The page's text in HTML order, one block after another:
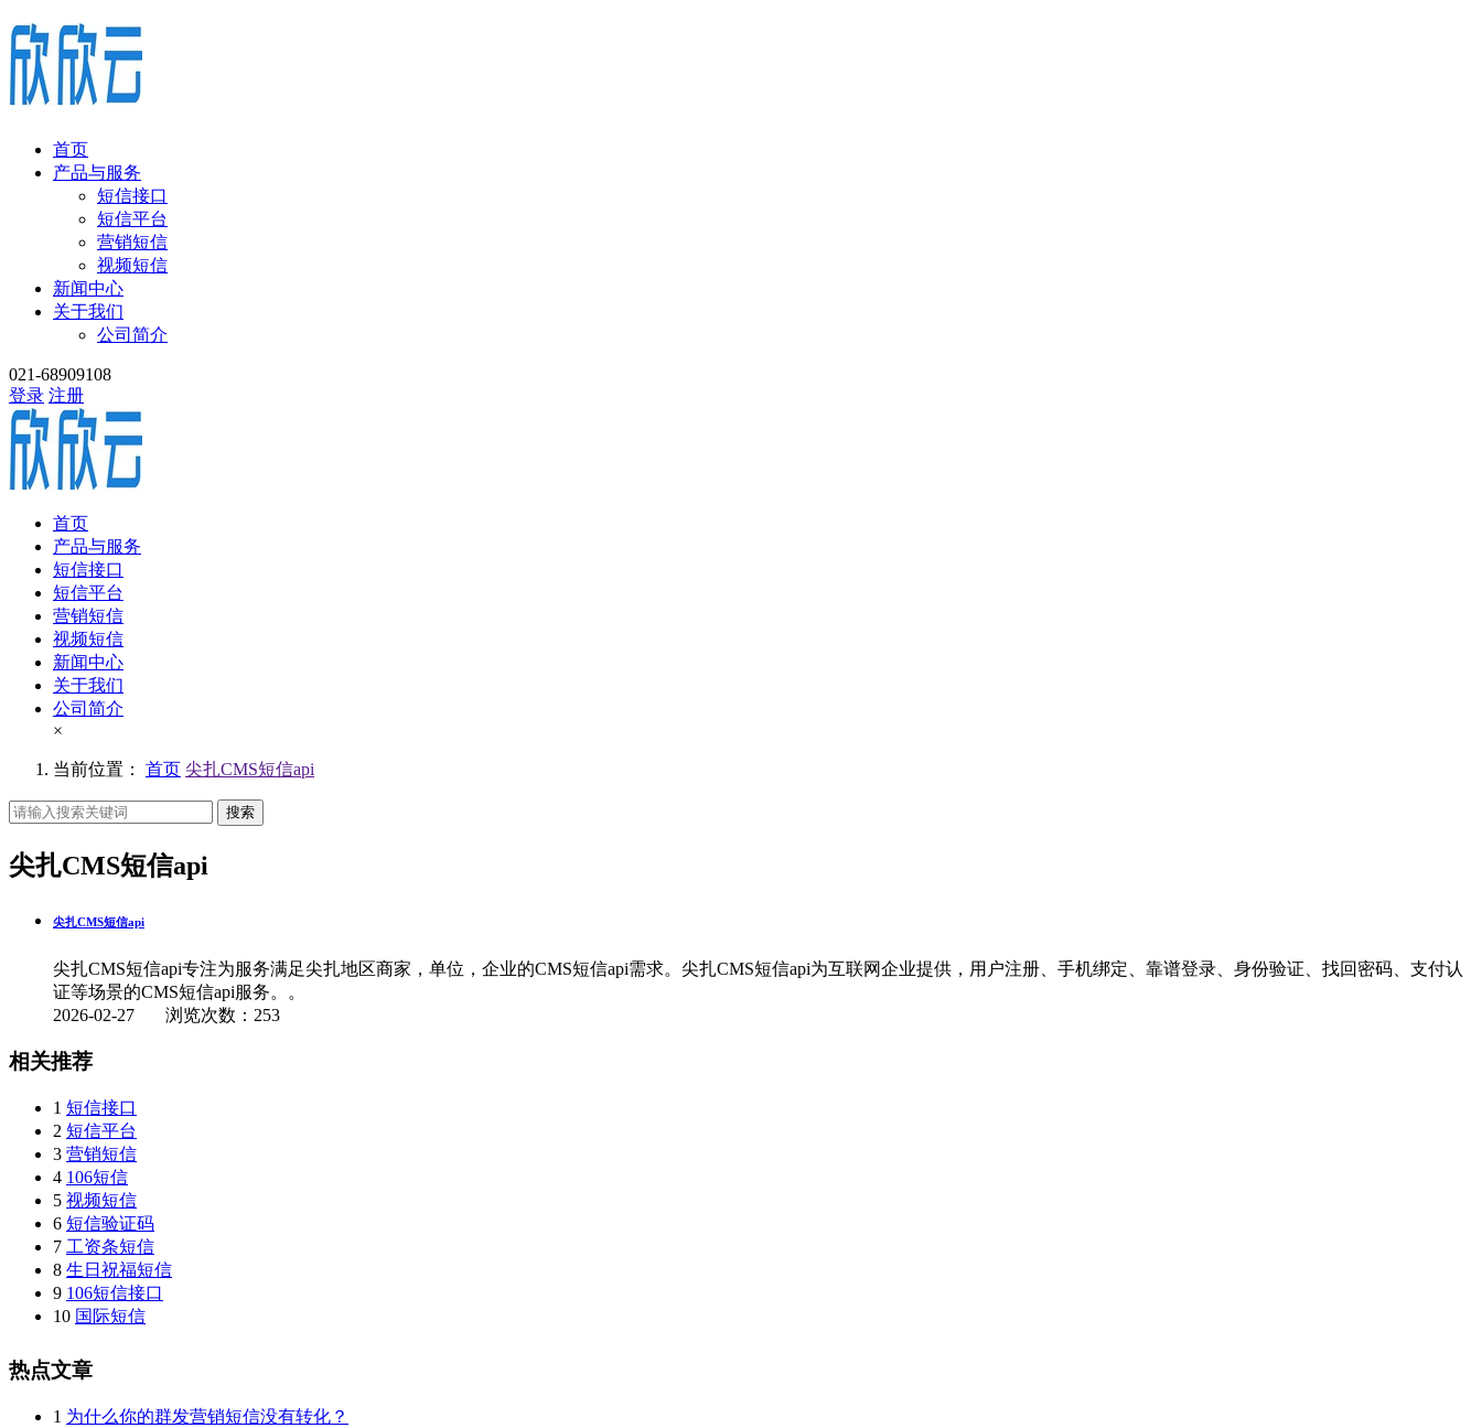
首页
产品与服务
短信接口
短信平台
营销短信
视频短信
新闻中心
关于我们
公司简介
021-68909108
登录 注册
首页
产品与服务
短信接口
短信平台
营销短信
视频短信
新闻中心
关于我们
公司简介
×
当前位置： 首页 尖扎CMS短信api
搜索
尖扎CMS短信api
尖扎CMS短信api
尖扎CMS短信api专注为服务满足尖扎地区商家，单位，企业的CMS短信api需求。尖扎CMS短信api为互联网企业提供，用户注册、手机绑定、靠谱登录、身份验证、找回密码、支付认
证等场景的CMS短信api服务。。
2026-02-27 浏览次数：253
相关推荐
1 短信接口
2 短信平台
3 营销短信
4 106短信
5 视频短信
6 短信验证码
7 工资条短信
8 生日祝福短信
9 106短信接口
10 国际短信
热点文章
1 为什么你的群发营销短信没有转化？